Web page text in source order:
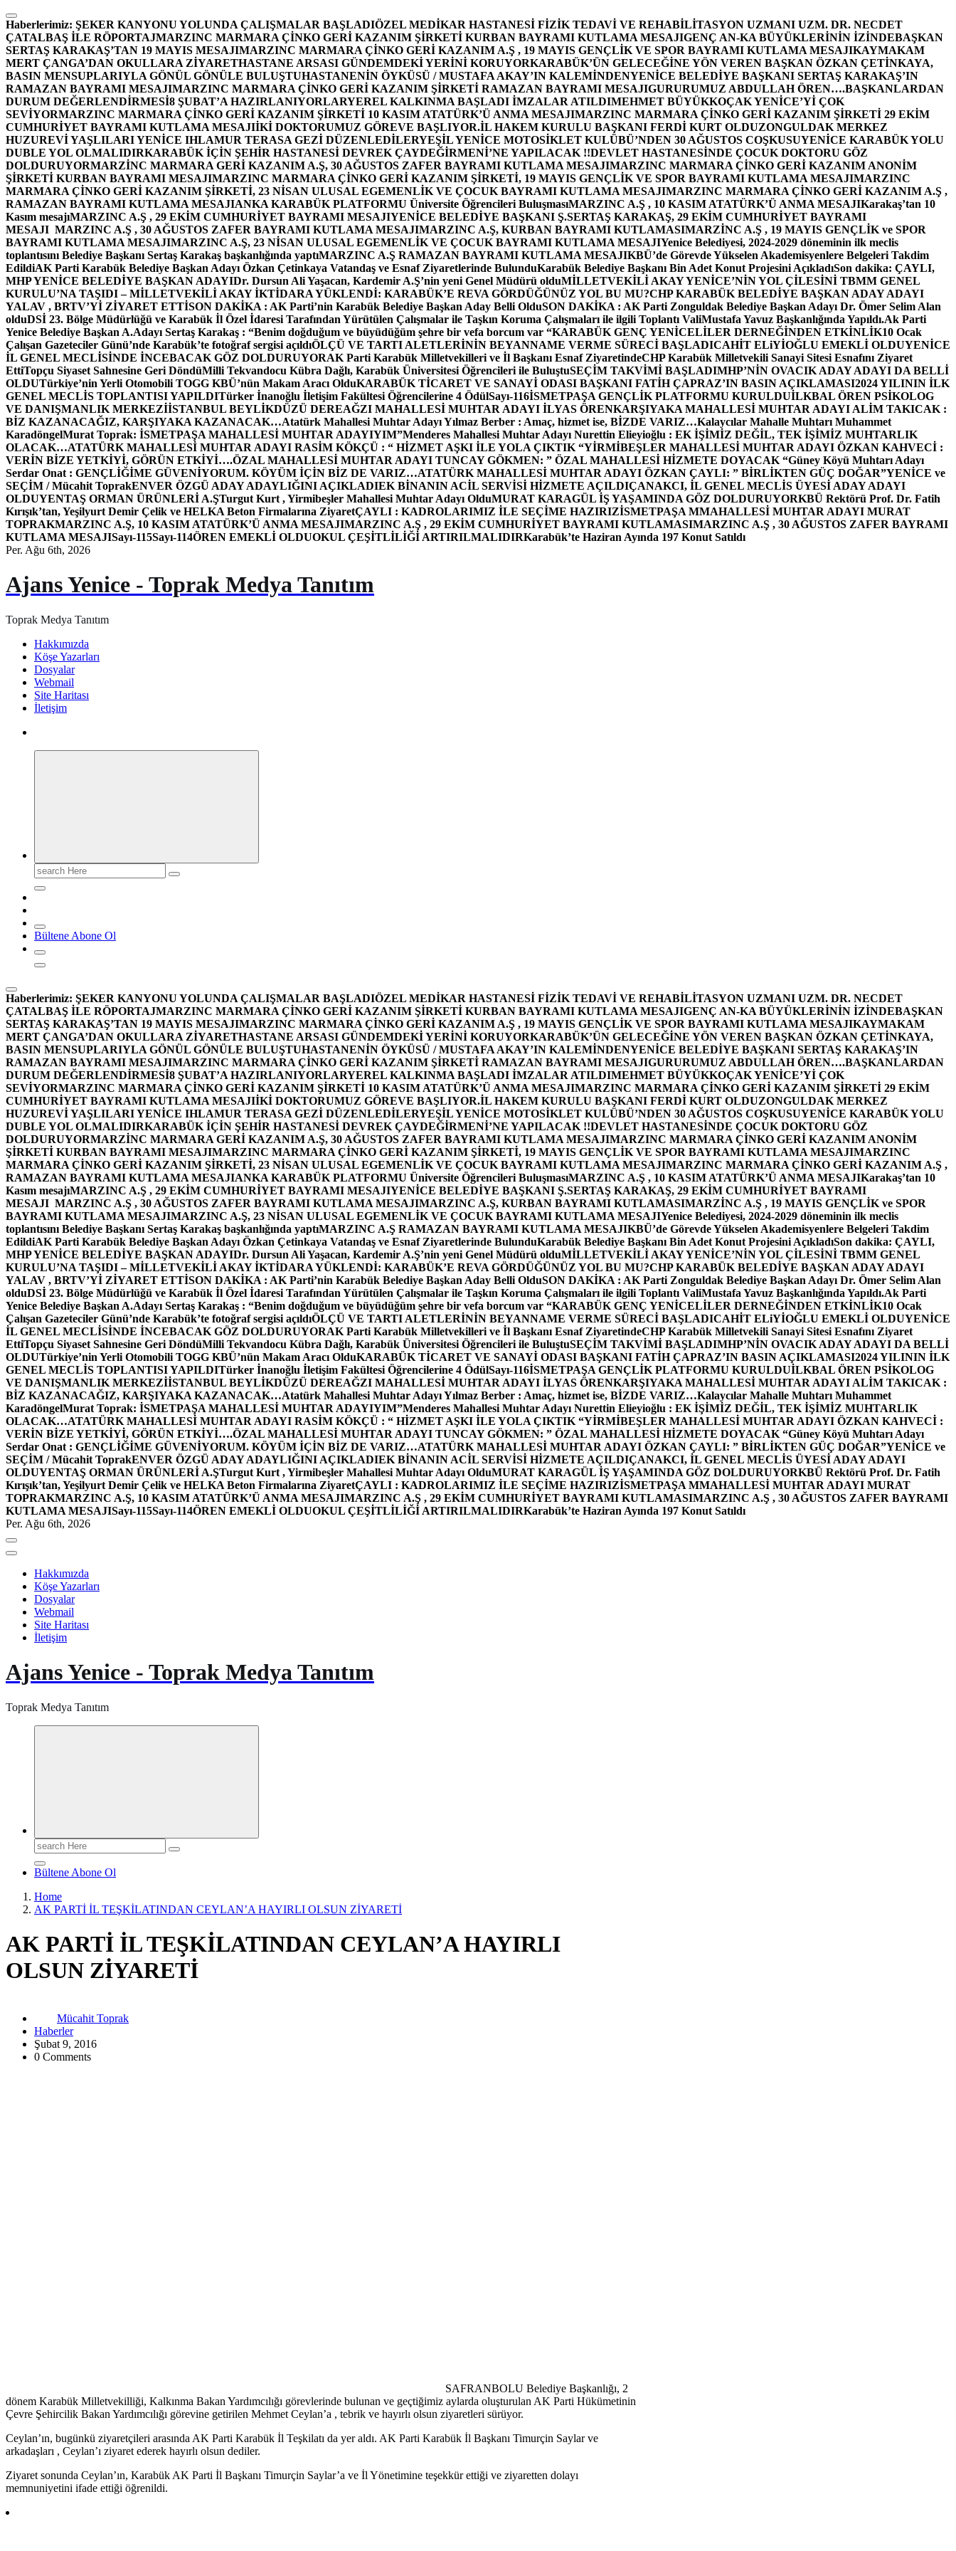
İçeriğe
atla
Haberlerimiz: ŞEKER KANYONU YOLUNDA ÇALIŞMALAR BAŞLADIÖZEL MEDİKAR HASTANESİ FİZİK TEDAVİ VE REHABİLİTASYON UZMANI UZM. DR. NECDET
ÇATALBAŞ İLE RÖPORTAJMARZINC MARMARA ÇİNKO GERİ KAZANIM ŞİRKETİ KURBAN BAYRAMI KUTLAMA MESAJIGENÇ AN-KA BÜYÜKLERİNİN İZİNDEBAŞKAN
SERTAŞ KARAKAŞ’TAN 19 MAYIS MESAJIMARZINC MARMARA ÇİNKO GERİ KAZANIM A.Ş , 19 MAYIS GENÇLİK VE SPOR BAYRAMI KUTLAMA MESAJIKAYMAKAM
MERT ÇANGA’DAN OKULLARA ZİYARETHASTANE ARSASI GÜNDEMDEKİ YERİNİ KORUYORKARABÜK’ÜN GELECEĞİNE YÖN VEREN BAŞKAN ÖZKAN ÇETİNKAYA,
BASIN MENSUPLARIYLA GÖNÜL GÖNÜLE BULUŞTUHASTANENİN ÖYKÜSÜ / MUSTAFA AKAY’IN KALEMİNDENYENİCE BELEDİYE BAŞKANI SERTAŞ KARAKAŞ’IN
RAMAZAN BAYRAMI MESAJIMARZINC MARMARA ÇİNKO GERİ KAZANIM ŞİRKETİ RAMAZAN BAYRAMI MESAJIGURURUMUZ ABDULLAH ÖREN….BAŞKANLARDAN
DURUM DEĞERLENDİRMESİ8 ŞUBAT’A HAZIRLANIYORLARYEREL KALKINMA BAŞLADI İMZALAR ATILDIMEHMET BÜYÜKKOÇAK YENİCE’Yİ ÇOK
SEVİYORMARZINC MARMARA ÇİNKO GERİ KAZANIM ŞİRKETİ 10 KASIM ATATÜRK’Ü ANMA MESAJIMARZINC MARMARA ÇİNKO GERİ KAZANIM ŞİRKETİ 29 EKİM
CUMHURİYET BAYRAMI KUTLAMA MESAJIİKİ DOKTORUMUZ GÖREVE BAŞLIYOR.İL HAKEM KURULU BAŞKANI FERDİ KURT OLDUZONGULDAK MERKEZ
HUZUREVİ YAŞLILARI YENİCE IHLAMUR TERASA GEZİ DÜZENLEDİLERYEŞİL YENİCE MOTOSİKLET KULÜBÜ’NDEN 30 AĞUSTOS COŞKUSUYENİCE KARABÜK YOLU
DUBLE YOL OLMALIDIRKARABÜK İÇİN ŞEHİR HASTANESİ DEVREK ÇAYDEĞİRMENİ’NE YAPILACAK !!DEVLET HASTANESİNDE ÇOCUK DOKTORU GÖZ
DOLDURUYORMARZİNC MARMARA GERİ KAZANIM A.Ş, 30 AĞUSTOS ZAFER BAYRAMI KUTLAMA MESAJIMARZINC MARMARA ÇİNKO GERİ KAZANIM ANONİM
ŞİRKETİ KURBAN BAYRAMI MESAJIMARZINC MARMARA ÇİNKO GERİ KAZANIM ŞİRKETİ, 19 MAYIS GENÇLİK VE SPOR BAYRAMI KUTLAMA MESAJIMARZINC
MARMARA ÇİNKO GERİ KAZANIM ŞİRKETİ, 23 NİSAN ULUSAL EGEMENLİK VE ÇOCUK BAYRAMI KUTLAMA MESAJIMARZINC MARMARA ÇİNKO GERİ KAZANIM A.Ş ,
RAMAZAN BAYRAMI KUTLAMA MESAJIANKA KARABÜK PLATFORMU Üniversite Öğrencileri BuluşmasıMARZINC A.Ş , 10 KASIM ATATÜRK’Ü ANMA MESAJIKarakaş’tan 10
Kasım mesajıMARZINC A.Ş , 29 EKİM CUMHURİYET BAYRAMI MESAJIYENİCE BELEDİYE BAŞKANI Ş.SERTAŞ KARAKAŞ, 29 EKİM CUMHURİYET BAYRAMI
MESAJI MARZINC A.Ş , 30 AĞUSTOS ZAFER BAYRAMI KUTLAMA MESAJIMARZINC A.Ş, KURBAN BAYRAMI KUTLAMASIMARZİNC A.Ş , 19 MAYIS GENÇLİK ve SPOR
BAYRAMI KUTLAMA MESAJIMARZINC A.Ş, 23 NİSAN ULUSAL EGEMENLİK VE ÇOCUK BAYRAMI KUTLAMA MESAJIYenice Belediyesi, 2024-2029 döneminin ilk meclis
toplantısını Belediye Başkanı Sertaş Karakaş başkanlığında yaptıMARZINC A.Ş RAMAZAN BAYRAMI KUTLAMA MESAJIKBÜ’de Görevde Yükselen Akademisyenlere Belgeleri Takdim
EdildiAK Parti Karabük Belediye Başkan Adayı Özkan Çetinkaya Vatandaş ve Esnaf Ziyaretlerinde BulunduKarabük Belediye Başkanı Bin Adet Konut Projesini AçıkladıSon dakika: ÇAYLI,
MHP YENİCE BELEDİYE BAŞKAN ADAYIDr. Dursun Ali Yaşacan, Kardemir A.Ş’nin yeni Genel Müdürü olduMİLLETVEKİLİ AKAY YENİCE’NİN YOL ÇİLESİNİ TBMM GENEL
KURULU’NA TAŞIDI – MİLLETVEKİLİ AKAY İKTİDARA YÜKLENDİ: KARABÜK’E REVA GÖRDÜĞÜNÜZ YOL BU MU?CHP KARABÜK BELEDİYE BAŞKAN ADAY ADAYI
YALAV , BRTV’Yİ ZİYARET ETTİSON DAKİKA : AK Parti’nin Karabük Belediye Başkan Aday Belli OlduSON DAKİKA : AK Parti Zonguldak Belediye Başkan Adayı Dr. Ömer Selim Alan
olduDSİ 23. Bölge Müdürlüğü ve Karabük İl Özel İdaresi Tarafından Yürütülen Çalışmalar ile Taşkın Koruma Çalışmaları ile ilgili Toplantı ValiMustafa Yavuz Başkanlığında Yapıldı.Ak Parti
Yenice Belediye Başkan A.Adayı Sertaş Karakaş : “Benim doğduğum ve büyüdüğüm şehre bir vefa borcum var “KARABÜK GENÇ YENİCELİLER DERNEĞİNDEN ETKİNLİK10 Ocak
Çalışan Gazeteciler Günü’nde Karabük’te fotoğraf sergisi açıldıÖLÇÜ VE TARTI ALETLERİNİN BEYANNAME VERME SÜRECİ BAŞLADICAHİT ELiYİOĞLU EMEKLİ OLDUYENİCE
İL GENEL MECLİSİNDE İNCEBACAK GÖZ DOLDURUYORAK Parti Karabük Milletvekilleri ve İl Başkanı Esnaf ZiyaretindeCHP Karabük Milletvekili Sanayi Sitesi Esnafını Ziyaret
EttiTopçu Siyaset Sahnesine Geri DöndüMilli Tekvandocu Kübra Dağlı, Karabük Üniversitesi Öğrencileri ile BuluştuSEÇİM TAKVİMİ BAŞLADIMHP’NİN OVACIK ADAY ADAYI DA BELLİ
OLDUTürkiye’nin Yerli Otomobili TOGG KBÜ’nün Makam Aracı OlduKARABÜK TİCARET VE SANAYİ ODASI BAŞKANI FATİH ÇAPRAZ’IN BASIN AÇIKLAMASI2024 YILININ İLK
GENEL MECLİS TOPLANTISI YAPILDITürker İnanoğlu İletişim Fakültesi Öğrencilerine 4 ÖdülSayı-116İSMETPAŞA GENÇLİK PLATFORMU KURULDUİLKBAL ÖREN PSİKOLOG
VE DANIŞMANLIK MERKEZİİSTANBUL BEYLİKDÜZÜ DEREAĞZI MAHALLESİ MUHTAR ADAYI İLYAS ÖRENKARŞIYAKA MAHALLESİ MUHTAR ADAYI ALİM TAKICAK :
BİZ KAZANACAĞIZ, KARŞIYAKA KAZANACAK…Atatürk Mahallesi Muhtar Adayı Yılmaz Berber : Amaç, hizmet ise, BİZDE VARIZ…Kalaycılar Mahalle Muhtarı Muhammet
KaradöngelMurat Toprak: İSMETPAŞA MAHALLESİ MUHTAR ADAYIYIM”Menderes Mahallesi Muhtar Adayı Nurettin Elieyioğlu : EK İŞİMİZ DEĞİL, TEK İŞİMİZ MUHTARLIK
OLACAK…ATATÜRK MAHALLESİ MUHTAR ADAYI RASİM KÖKÇÜ : “ HİZMET AŞKI İLE YOLA ÇIKTIK “YİRMİBEŞLER MAHALLESİ MUHTAR ADAYI ÖZKAN KAHVECİ :
VERİN BİZE YETKİYİ, GÖRÜN ETKİYİ….ÖZAL MAHALLESİ MUHTAR ADAYI TUNCAY GÖKMEN: ” ÖZAL MAHALLESİ HİZMETE DOYACAK “Güney Köyü Muhtarı Adayı
Serdar Onat : GENÇLİĞİME GÜVENİYORUM. KÖYÜM İÇİN BİZ DE VARIZ…ATATÜRK MAHALLESİ MUHTAR ADAYI ÖZKAN ÇAYLI: ” BİRLİKTEN GÜÇ DOĞAR”YENİCE ve
SEÇİM / Mücahit ToprakENVER ÖZGÜ ADAY ADAYLIĞINI AÇIKLADIEK BİNANIN ACİL SERVİSİ HİZMETE AÇILDIÇANAKCI, İL GENEL MECLİS ÜYESİ ADAY ADAYI
OLDUYENTAŞ ORMAN ÜRÜNLERİ A.ŞTurgut Kurt , Yirmibeşler Mahallesi Muhtar Adayı OlduMURAT KARAGÜL İŞ YAŞAMINDA GÖZ DOLDURUYORKBÜ Rektörü Prof. Dr. Fatih
Kırışık’tan, Yeşilyurt Demir Çelik ve HELKA Beton Firmalarına ZiyaretÇAYLI : KADROLARIMIZ İLE SEÇİME HAZIRIZİSMETPAŞA MMAHALLESİ MUHTAR ADAYI MURAT
TOPRAKMARZINC A.Ş, 10 KASIM ATATÜRK’Ü ANMA MESAJIMARZINC A.Ş , 29 EKİM CUMHURİYET BAYRAMI KUTLAMASIMARZINC A.Ş , 30 AĞUSTOS ZAFER BAYRAMI
KUTLAMA MESAJISayı-115Sayı-114ÖREN EMEKLİ OLDUOKUL ÇEŞİTLİLİĞİ ARTIRILMALIDIRKarabük’te Haziran Ayında 197 Konut Satıldı
Per. Ağu 6th, 2026
Ajans Yenice - Toprak Medya Tanıtım
Toprak Medya Tanıtım
Hakkımızda
Köşe Yazarları
Dosyalar
Webmail
Site Haritası
İletişim
Search
for:
Bültene Abone Ol
Haberlerimiz: ŞEKER KANYONU YOLUNDA ÇALIŞMALAR BAŞLADIÖZEL MEDİKAR HASTANESİ FİZİK TEDAVİ VE REHABİLİTASYON UZMANI UZM. DR. NECDET
ÇATALBAŞ İLE RÖPORTAJMARZINC MARMARA ÇİNKO GERİ KAZANIM ŞİRKETİ KURBAN BAYRAMI KUTLAMA MESAJIGENÇ AN-KA BÜYÜKLERİNİN İZİNDEBAŞKAN
SERTAŞ KARAKAŞ’TAN 19 MAYIS MESAJIMARZINC MARMARA ÇİNKO GERİ KAZANIM A.Ş , 19 MAYIS GENÇLİK VE SPOR BAYRAMI KUTLAMA MESAJIKAYMAKAM
MERT ÇANGA’DAN OKULLARA ZİYARETHASTANE ARSASI GÜNDEMDEKİ YERİNİ KORUYORKARABÜK’ÜN GELECEĞİNE YÖN VEREN BAŞKAN ÖZKAN ÇETİNKAYA,
BASIN MENSUPLARIYLA GÖNÜL GÖNÜLE BULUŞTUHASTANENİN ÖYKÜSÜ / MUSTAFA AKAY’IN KALEMİNDENYENİCE BELEDİYE BAŞKANI SERTAŞ KARAKAŞ’IN
RAMAZAN BAYRAMI MESAJIMARZINC MARMARA ÇİNKO GERİ KAZANIM ŞİRKETİ RAMAZAN BAYRAMI MESAJIGURURUMUZ ABDULLAH ÖREN….BAŞKANLARDAN
DURUM DEĞERLENDİRMESİ8 ŞUBAT’A HAZIRLANIYORLARYEREL KALKINMA BAŞLADI İMZALAR ATILDIMEHMET BÜYÜKKOÇAK YENİCE’Yİ ÇOK
SEVİYORMARZINC MARMARA ÇİNKO GERİ KAZANIM ŞİRKETİ 10 KASIM ATATÜRK’Ü ANMA MESAJIMARZINC MARMARA ÇİNKO GERİ KAZANIM ŞİRKETİ 29 EKİM
CUMHURİYET BAYRAMI KUTLAMA MESAJIİKİ DOKTORUMUZ GÖREVE BAŞLIYOR.İL HAKEM KURULU BAŞKANI FERDİ KURT OLDUZONGULDAK MERKEZ
HUZUREVİ YAŞLILARI YENİCE IHLAMUR TERASA GEZİ DÜZENLEDİLERYEŞİL YENİCE MOTOSİKLET KULÜBÜ’NDEN 30 AĞUSTOS COŞKUSUYENİCE KARABÜK YOLU
DUBLE YOL OLMALIDIRKARABÜK İÇİN ŞEHİR HASTANESİ DEVREK ÇAYDEĞİRMENİ’NE YAPILACAK !!DEVLET HASTANESİNDE ÇOCUK DOKTORU GÖZ
DOLDURUYORMARZİNC MARMARA GERİ KAZANIM A.Ş, 30 AĞUSTOS ZAFER BAYRAMI KUTLAMA MESAJIMARZINC MARMARA ÇİNKO GERİ KAZANIM ANONİM
ŞİRKETİ KURBAN BAYRAMI MESAJIMARZINC MARMARA ÇİNKO GERİ KAZANIM ŞİRKETİ, 19 MAYIS GENÇLİK VE SPOR BAYRAMI KUTLAMA MESAJIMARZINC
MARMARA ÇİNKO GERİ KAZANIM ŞİRKETİ, 23 NİSAN ULUSAL EGEMENLİK VE ÇOCUK BAYRAMI KUTLAMA MESAJIMARZINC MARMARA ÇİNKO GERİ KAZANIM A.Ş ,
RAMAZAN BAYRAMI KUTLAMA MESAJIANKA KARABÜK PLATFORMU Üniversite Öğrencileri BuluşmasıMARZINC A.Ş , 10 KASIM ATATÜRK’Ü ANMA MESAJIKarakaş’tan 10
Kasım mesajıMARZINC A.Ş , 29 EKİM CUMHURİYET BAYRAMI MESAJIYENİCE BELEDİYE BAŞKANI Ş.SERTAŞ KARAKAŞ, 29 EKİM CUMHURİYET BAYRAMI
MESAJI MARZINC A.Ş , 30 AĞUSTOS ZAFER BAYRAMI KUTLAMA MESAJIMARZINC A.Ş, KURBAN BAYRAMI KUTLAMASIMARZİNC A.Ş , 19 MAYIS GENÇLİK ve SPOR
BAYRAMI KUTLAMA MESAJIMARZINC A.Ş, 23 NİSAN ULUSAL EGEMENLİK VE ÇOCUK BAYRAMI KUTLAMA MESAJIYenice Belediyesi, 2024-2029 döneminin ilk meclis
toplantısını Belediye Başkanı Sertaş Karakaş başkanlığında yaptıMARZINC A.Ş RAMAZAN BAYRAMI KUTLAMA MESAJIKBÜ’de Görevde Yükselen Akademisyenlere Belgeleri Takdim
EdildiAK Parti Karabük Belediye Başkan Adayı Özkan Çetinkaya Vatandaş ve Esnaf Ziyaretlerinde BulunduKarabük Belediye Başkanı Bin Adet Konut Projesini AçıkladıSon dakika: ÇAYLI,
MHP YENİCE BELEDİYE BAŞKAN ADAYIDr. Dursun Ali Yaşacan, Kardemir A.Ş’nin yeni Genel Müdürü olduMİLLETVEKİLİ AKAY YENİCE’NİN YOL ÇİLESİNİ TBMM GENEL
KURULU’NA TAŞIDI – MİLLETVEKİLİ AKAY İKTİDARA YÜKLENDİ: KARABÜK’E REVA GÖRDÜĞÜNÜZ YOL BU MU?CHP KARABÜK BELEDİYE BAŞKAN ADAY ADAYI
YALAV , BRTV’Yİ ZİYARET ETTİSON DAKİKA : AK Parti’nin Karabük Belediye Başkan Aday Belli OlduSON DAKİKA : AK Parti Zonguldak Belediye Başkan Adayı Dr. Ömer Selim Alan
olduDSİ 23. Bölge Müdürlüğü ve Karabük İl Özel İdaresi Tarafından Yürütülen Çalışmalar ile Taşkın Koruma Çalışmaları ile ilgili Toplantı ValiMustafa Yavuz Başkanlığında Yapıldı.Ak Parti
Yenice Belediye Başkan A.Adayı Sertaş Karakaş : “Benim doğduğum ve büyüdüğüm şehre bir vefa borcum var “KARABÜK GENÇ YENİCELİLER DERNEĞİNDEN ETKİNLİK10 Ocak
Çalışan Gazeteciler Günü’nde Karabük’te fotoğraf sergisi açıldıÖLÇÜ VE TARTI ALETLERİNİN BEYANNAME VERME SÜRECİ BAŞLADICAHİT ELiYİOĞLU EMEKLİ OLDUYENİCE
İL GENEL MECLİSİNDE İNCEBACAK GÖZ DOLDURUYORAK Parti Karabük Milletvekilleri ve İl Başkanı Esnaf ZiyaretindeCHP Karabük Milletvekili Sanayi Sitesi Esnafını Ziyaret
EttiTopçu Siyaset Sahnesine Geri DöndüMilli Tekvandocu Kübra Dağlı, Karabük Üniversitesi Öğrencileri ile BuluştuSEÇİM TAKVİMİ BAŞLADIMHP’NİN OVACIK ADAY ADAYI DA BELLİ
OLDUTürkiye’nin Yerli Otomobili TOGG KBÜ’nün Makam Aracı OlduKARABÜK TİCARET VE SANAYİ ODASI BAŞKANI FATİH ÇAPRAZ’IN BASIN AÇIKLAMASI2024 YILININ İLK
GENEL MECLİS TOPLANTISI YAPILDITürker İnanoğlu İletişim Fakültesi Öğrencilerine 4 ÖdülSayı-116İSMETPAŞA GENÇLİK PLATFORMU KURULDUİLKBAL ÖREN PSİKOLOG
VE DANIŞMANLIK MERKEZİİSTANBUL BEYLİKDÜZÜ DEREAĞZI MAHALLESİ MUHTAR ADAYI İLYAS ÖRENKARŞIYAKA MAHALLESİ MUHTAR ADAYI ALİM TAKICAK :
BİZ KAZANACAĞIZ, KARŞIYAKA KAZANACAK…Atatürk Mahallesi Muhtar Adayı Yılmaz Berber : Amaç, hizmet ise, BİZDE VARIZ…Kalaycılar Mahalle Muhtarı Muhammet
KaradöngelMurat Toprak: İSMETPAŞA MAHALLESİ MUHTAR ADAYIYIM”Menderes Mahallesi Muhtar Adayı Nurettin Elieyioğlu : EK İŞİMİZ DEĞİL, TEK İŞİMİZ MUHTARLIK
OLACAK…ATATÜRK MAHALLESİ MUHTAR ADAYI RASİM KÖKÇÜ : “ HİZMET AŞKI İLE YOLA ÇIKTIK “YİRMİBEŞLER MAHALLESİ MUHTAR ADAYI ÖZKAN KAHVECİ :
VERİN BİZE YETKİYİ, GÖRÜN ETKİYİ….ÖZAL MAHALLESİ MUHTAR ADAYI TUNCAY GÖKMEN: ” ÖZAL MAHALLESİ HİZMETE DOYACAK “Güney Köyü Muhtarı Adayı
Serdar Onat : GENÇLİĞİME GÜVENİYORUM. KÖYÜM İÇİN BİZ DE VARIZ…ATATÜRK MAHALLESİ MUHTAR ADAYI ÖZKAN ÇAYLI: ” BİRLİKTEN GÜÇ DOĞAR”YENİCE ve
SEÇİM / Mücahit ToprakENVER ÖZGÜ ADAY ADAYLIĞINI AÇIKLADIEK BİNANIN ACİL SERVİSİ HİZMETE AÇILDIÇANAKCI, İL GENEL MECLİS ÜYESİ ADAY ADAYI
OLDUYENTAŞ ORMAN ÜRÜNLERİ A.ŞTurgut Kurt , Yirmibeşler Mahallesi Muhtar Adayı OlduMURAT KARAGÜL İŞ YAŞAMINDA GÖZ DOLDURUYORKBÜ Rektörü Prof. Dr. Fatih
Kırışık’tan, Yeşilyurt Demir Çelik ve HELKA Beton Firmalarına ZiyaretÇAYLI : KADROLARIMIZ İLE SEÇİME HAZIRIZİSMETPAŞA MMAHALLESİ MUHTAR ADAYI MURAT
TOPRAKMARZINC A.Ş, 10 KASIM ATATÜRK’Ü ANMA MESAJIMARZINC A.Ş , 29 EKİM CUMHURİYET BAYRAMI KUTLAMASIMARZINC A.Ş , 30 AĞUSTOS ZAFER BAYRAMI
KUTLAMA MESAJISayı-115Sayı-114ÖREN EMEKLİ OLDUOKUL ÇEŞİTLİLİĞİ ARTIRILMALIDIRKarabük’te Haziran Ayında 197 Konut Satıldı
Per. Ağu 6th, 2026
Hakkımızda
Köşe Yazarları
Dosyalar
Webmail
Site Haritası
İletişim
Ajans Yenice - Toprak Medya Tanıtım
Toprak Medya Tanıtım
Search
for:
Bültene Abone Ol
Home
AK PARTİ İL TEŞKİLATINDAN CEYLAN’A HAYIRLI OLSUN ZİYARETİ
AK PARTİ İL TEŞKİLATINDAN CEYLAN’A HAYIRLI
OLSUN ZİYARETİ
Mücahit Toprak
Haberler
Şubat 9, 2016
0 Comments
SAFRANBOLU Belediye Başkanlığı, 2
dönem Karabük Milletvekilliği, Kalkınma Bakan Yardımcılığı görevlerinde bulunan ve geçtiğimiz aylarda oluşturulan AK Parti Hükümetinin
Çevre Şehircilik Bakan Yardımcılığı görevine getirilen Mehmet Ceylan’a , tebrik ve hayırlı olsun ziyaretleri sürüyor.
Ceylan’ın, bugünkü ziyaretçileri arasında AK Parti Karabük İl Teşkilatı da yer aldı. AK Parti Karabük İl Başkanı Timurçin Saylar ve
arkadaşları , Ceylan’ı ziyaret ederek hayırlı olsun dediler.
Ziyaret sonunda Ceylan’ın, Karabük AK Parti İl Başkanı Timurçin Saylar’a ve İl Yönetimine teşekkür ettiği ve ziyaretten dolayı
memnuniyetini ifade ettiği öğrenildi.